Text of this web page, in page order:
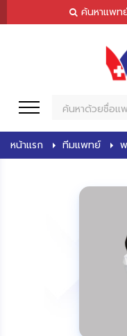
ค้นหาแพท
ห
า
หน้าแรก ทีมแพทย์